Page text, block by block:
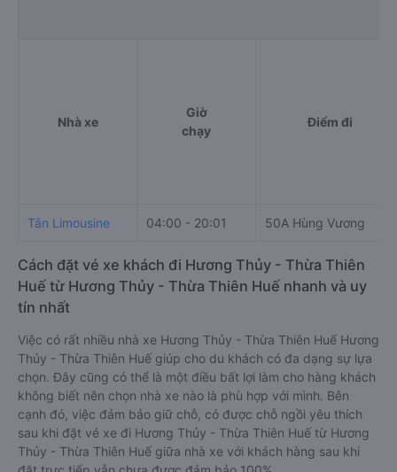
Nhà xe
Giờ
chạy
Điểm đi
Tân Limousine 04:00 - 20:01 50A Hùng Vương
Cách đặt vé xe khách đi Hương Thủy - Thừa Thiên
Huế từ Hương Thủy - Thừa Thiên Huế nhanh và uy
tín nhất
Việc có rất nhiều nhà xe Hương Thủy - Thừa Thiên Huế Hương
Thủy - Thừa Thiên Huế giúp cho du khách có đa dạng sự lựa
chọn. Đây cũng có thể là một điều bất lợi làm cho hàng khách
không biết nên chọn nhà xe nào là phù hợp với mình. Bên
cạnh đó, việc đảm bảo giữ chỗ, có được chỗ ngồi yêu thích
sau khi đặt vé xe đi Hương Thủy - Thừa Thiên Huế từ Hương
Thủy - Thừa Thiên Huế giữa nhà xe với khách hàng sau khi